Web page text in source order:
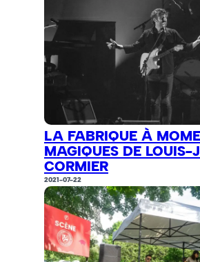
LA FABRIQUE À
MAGIQUES DE LOUIS-
CORMIER
2021-07-22